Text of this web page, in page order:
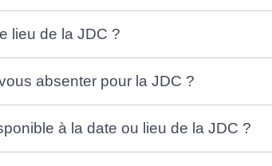
lieu de la JDC ?
absenter pour la JDC ?
à la date ou lieu de la JDC ?